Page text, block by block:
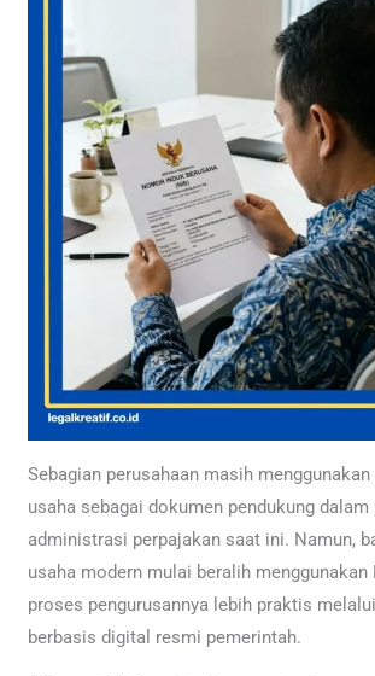
Sebagian perusahaan masih
usaha sebagai dokumen pendukung dalam
administrasi perpajakan saat ini. Namun,
usaha modern mulai beralih menggunakan
proses pengurusannya lebih praktis
berbasis digital resmi pemerintah.